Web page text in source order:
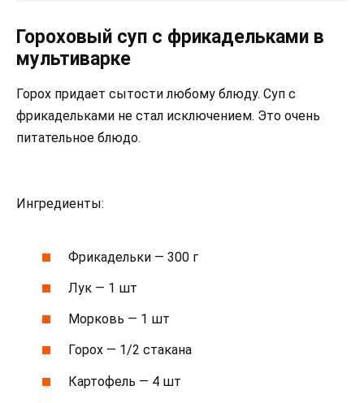
Гороховый суп с фрикадельками в
мультиварке
Горох придает сытости любому блюду. Суп с
фрикадельками не стал исключением. Это очень
питательное блюдо.
Ингредиенты:
Фрикадельки — 300 г
Лук — 1 шт
Морковь — 1 шт
Горох — 1/2 стакана
Картофель — 4 шт